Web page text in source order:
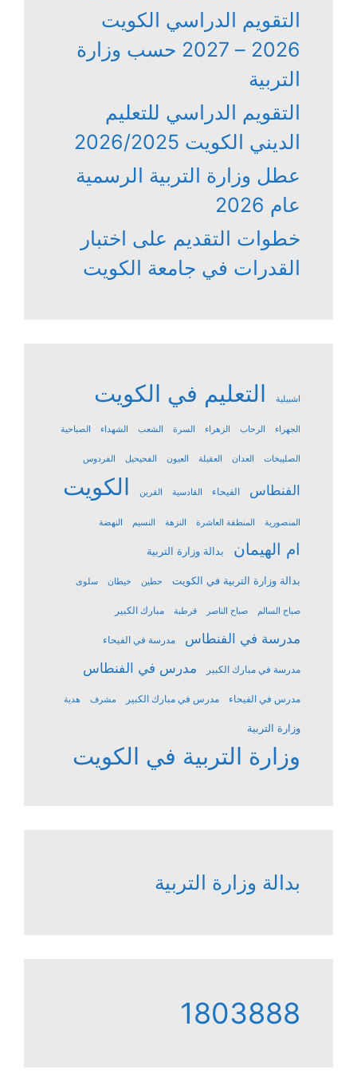
التقويم الدراسي الكويت
2026 – 2027 حسب وزارة
التربية
التقويم الدراسي للتعليم
الديني الكويت 2026/2025
عطل وزارة التربية الرسمية
عام 2026
خطوات التقديم على اختبار
القدرات في جامعة الكويت
اشبيلية التعليم في الكويت
الجهراء الرحاب الزهراء السرة الشعب الشهداء الصباحية
الصليبخات العدان العقيلة العيون الفحيحيل الفردوس
الفنطاس الفيحاء القادسية القرين الكويت
المنصورية المنطقة العاشرة النزهة النسيم النهضة
ام الهيمان بدالة وزارة التربية
بدالة وزارة التربية في الكويت حطين خيطان سلوى
صباح السالم صباح الناصر قرطبة مبارك الكبير
مدرسة في الفنطاس مدرسة في الفيحاء
مدرسة في مبارك الكبير مدرس في الفنطاس
مدرس في الفيحاء مدرس في مبارك الكبير مشرف هدية
وزارة التربية
وزارة التربية في الكويت
بدالة وزارة التربية
1803888